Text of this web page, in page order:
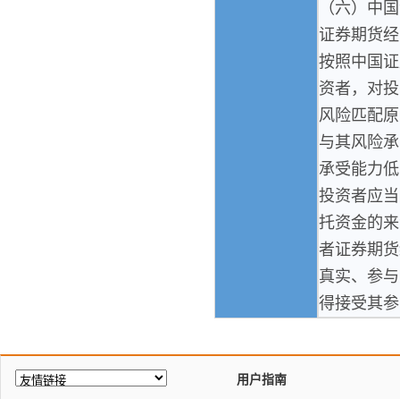
（六）中
证券期货
按照中国
资者，对
风险匹配
与其风险
承受能力
投资者应
托资金的
者证券期
真实、参
得接受其
用户指南